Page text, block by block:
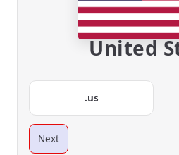
United
.us
Next